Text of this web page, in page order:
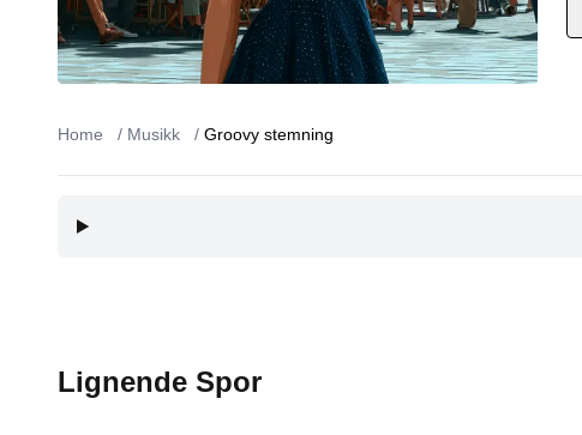
Home / Musikk / Groovy stemning
Lignende Spor